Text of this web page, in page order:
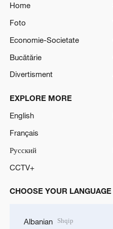
Home
Foto
Economie-Societate
Bucătărie
Divertisment
EXPLORE MORE
English
Français
Русский
CCTV+
CHOOSE YOUR LANGUAGE
Albanian Shqip